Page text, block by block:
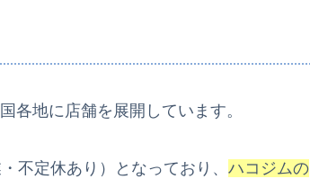
各地に店舗を展開しています。
・不定休あり）となっており、 ハコジムの